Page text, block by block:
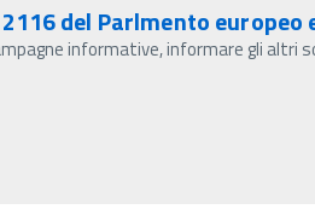
del Parlmento europeo
informative, informare gli altri